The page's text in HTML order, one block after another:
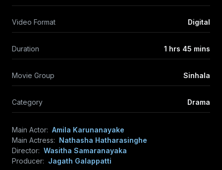
Video Format Digital
Duration 1 hrs 45 mins
Movie Group Sinhala
Category Drama
Main Actor: Amila Karunanayake
Main Actress: Nathasha Hatharasinghe
Director: Wasitha Samaranayaka
Producer: Jagath Galappatti